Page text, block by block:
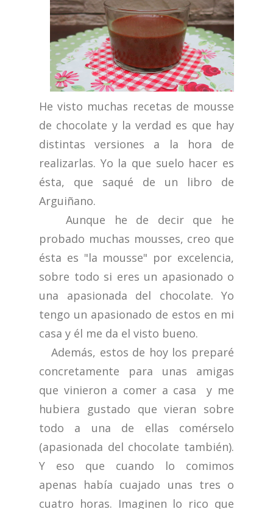
He visto muchas recetas de mousse
de chocolate y la verdad es que hay
distintas versiones a la hora de
realizarlas. Yo la que suelo hacer es
ésta, que saqué de un libro de
Arguiñano.
Aunque he de decir que he
probado muchas mousses, creo que
ésta es "la mousse" por excelencia,
sobre todo si eres un apasionado o
una apasionada del chocolate. Yo
tengo un apasionado de estos en mi
casa y él me da el visto bueno.
Además, estos de hoy los preparé
concretamente para unas amigas
que vinieron a comer a casa y me
hubiera gustado que vieran sobre
todo a una de ellas comérselo
(apasionada del chocolate también).
Y eso que cuando lo comimos
apenas había cuajado unas tres o
cuatro horas. Imaginen lo rico que